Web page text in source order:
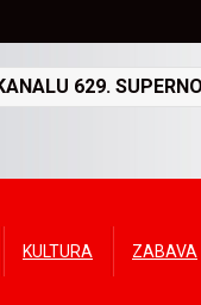
629.
KULTURA ZABAVA